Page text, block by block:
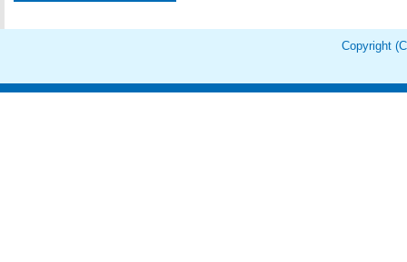
Copyright